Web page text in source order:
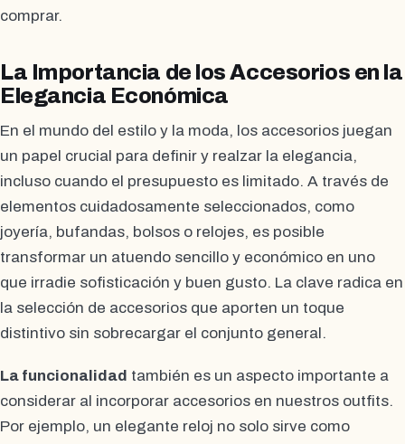
comprar.
La Importancia de los Accesorios en la
Elegancia Económica
En el mundo del estilo y la moda, los accesorios juegan
un papel crucial para definir y realzar la elegancia,
incluso cuando el presupuesto es limitado. A través de
elementos cuidadosamente seleccionados, como
joyería, bufandas, bolsos o relojes, es posible
transformar un atuendo sencillo y económico en uno
que irradie sofisticación y buen gusto. La clave radica en
la selección de accesorios que aporten un toque
distintivo sin sobrecargar el conjunto general.
La funcionalidad también es un aspecto importante a
considerar al incorporar accesorios en nuestros outfits.
Por ejemplo, un elegante reloj no solo sirve como